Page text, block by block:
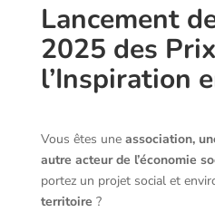
Lancement
2025 des
l’Inspiration
Vous êtes une association,
autre acteur de l’économie
portez un projet social et
territoire ?